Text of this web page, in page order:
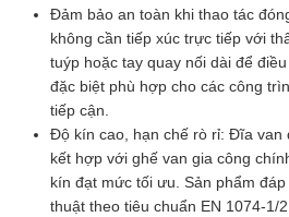
Đảm bảo an toàn khi thao tác
không cần tiếp xúc trực tiếp với
tuýp hoặc tay quay nối dài để
đặc biệt phù hợp cho các công
tiếp cận.
Độ kín cao, hạn chế rò rỉ: Đĩa van
kết hợp với ghế van gia công
kín đạt mức tối ưu. Sản phẩm
thuật theo tiêu chuẩn EN 1074-1/2.